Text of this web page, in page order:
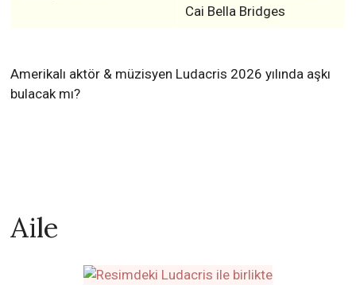
Baba, anne, çocuk, erkek ve kız kardeş isimleri:
Roberta Shields (Anne)